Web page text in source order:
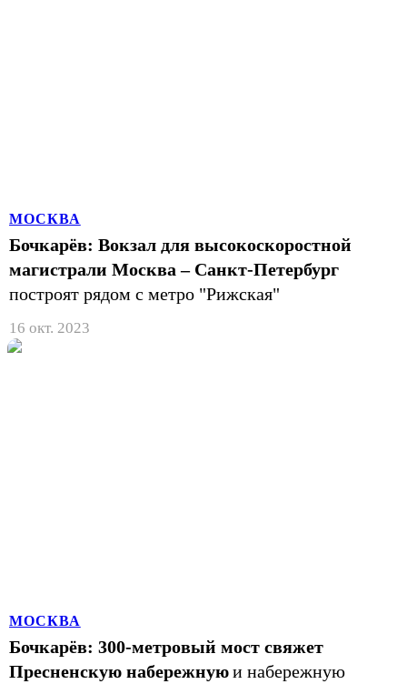
МОСКВА
Бочкарёв: Вокзал для высокоскоростной
магистрали Москва – Санкт-Петербург
построят рядом с метро "Рижская"
16 окт. 2023
МОСКВА
Бочкарёв: 300-метровый мост свяжет
Пресненскую набережнуюи набережную